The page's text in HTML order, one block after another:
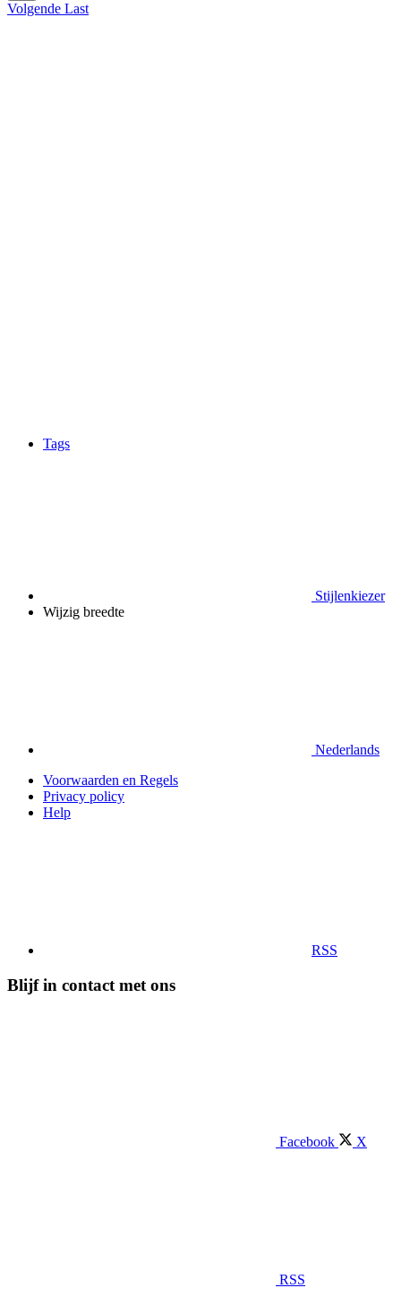
Volgende Last
Tags
Stijlenkiezer
Wijzig breedte
Nederlands
Voorwaarden en Regels
Privacy policy
Help
RSS
Blijf in contact met ons
Facebook X
RSS